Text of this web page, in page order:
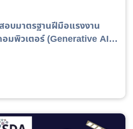
อบมาตรฐานฝีมือแรงงาน
อมพิวเตอร์ (Generative AI)